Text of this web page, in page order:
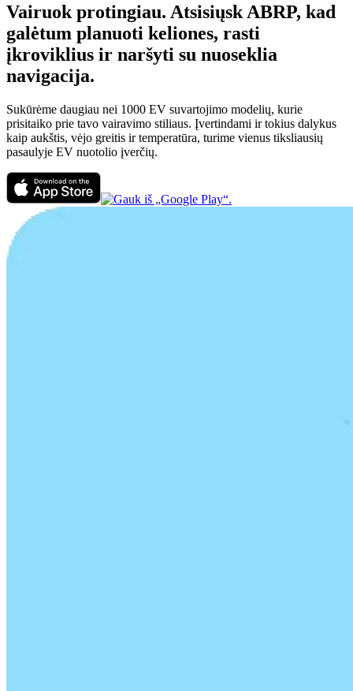
Vairuok protingiau. Atsisiųsk ABRP, kad
galėtum planuoti keliones, rasti
įkroviklius ir naršyti su nuoseklia
navigacija.
Sukūrėme daugiau nei 1000 EV suvartojimo modelių, kurie
prisitaiko prie tavo vairavimo stiliaus. Įvertindami ir tokius dalykus
kaip aukštis, vėjo greitis ir temperatūra, turime vienus tiksliausių
pasaulyje EV nuotolio įverčių.